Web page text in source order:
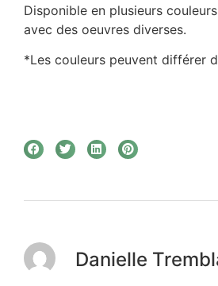
Disponible en plusieurs
avec des oeuvres diverses.
*Les couleurs peuvent différer
Danielle